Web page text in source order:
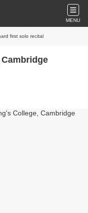
MENU
first solo recital